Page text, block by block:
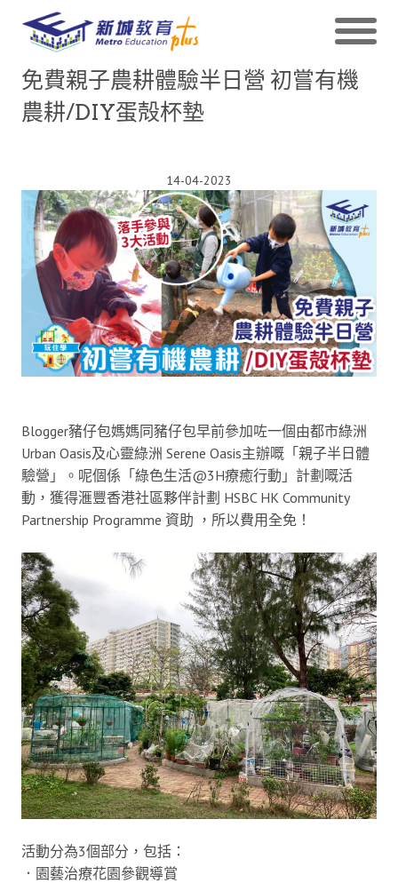
免費親子農耕體驗半日營 初嘗有機
農耕/DIY蛋殻杯墊
14-04-2023
Blogger豬仔包媽媽同豬仔包早前參加咗一個由都市綠洲
Urban Oasis及心靈綠洲 Serene Oasis主辦嘅「親子半日體
驗營」。呢個係「綠色生活@3H療癒行動」計劃嘅活
動，獲得滙豐香港社區夥伴計劃 HSBC HK Community
Partnership Programme 資助 ，所以費用全免！
活動分為3個部分，包括：
．園藝治療花園參觀導賞